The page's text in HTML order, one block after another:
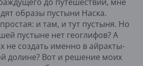
образы пустыни Наска.
и там, и тут пустыня. Но
пустыне нет геоглифов? А
не создать именно в айракты-
долине? Вот и решение моих